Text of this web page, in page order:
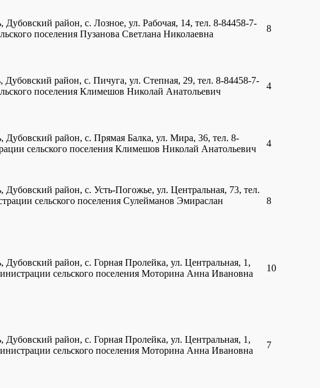
Дубовский район, с. Лозное, ул. Рабочая, 14, тел. 8-84458-7-
поселения Пузанова Светлана Николаевна
8
Дубовский район, с. Пичуга, ул. Степная, 29, тел. 8-84458-7-
поселения Климешов Николай Анатольевич
4
Дубовский район, с. Прямая Балка, ул. Мира, 36, тел. 8-
сельского поселения Климешов Николай Анатольевич
4
Дубовский район, с. Усть-Погожье, ул. Центральная, 73, тел.
сельского поселения Сулейманов Эмираслан
8
Дубовский район, с. Горная Пролейка, ул. Центральная, 1,
сельского поселения Моторина Анна Ивановна
10
Дубовский район, с. Горная Пролейка, ул. Центральная, 1,
сельского поселения Моторина Анна Ивановна
7